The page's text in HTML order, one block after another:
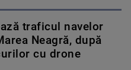
traficul navelor
Neagră, după
cu drone